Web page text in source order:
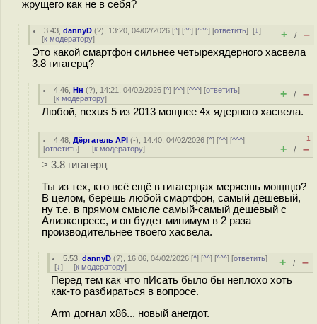
жрущего как не в себя?
3.43 ,dannyD (?), 13:20, 04/02/2026 [^] [^^] [^^^] [ответить][↓]
[к модератору] + / –
Это какой смартфон сильнее четырехядерного хасвела
3.8 гигагерц?
4.46 ,Нн (?), 14:21, 04/02/2026 [^] [^^] [^^^] [ответить]
[к модератору] + / –
Любой, nexus 5 из 2013 мощнее 4х ядерного хасвела.
4.48 ,Дёргатель API (-), 14:40, 04/02/2026 [^] [^^] [^^^]
[ответить] [к модератору]
–1
+ / –
> 3.8 гигагерц
Ты из тех, кто всё ещё в гигагерцах меряешь мощщю?
В целом, берёшь любой смартфон, самый дешевый,
ну т.е. в прямом смысле самый-самый дешевый с
Алиэкспресс, и он будет минимум в 2 раза
производительнее твоего хасвела.
5.53 ,dannyD (?), 16:06, 04/02/2026 [^] [^^] [^^^] [ответить]
[↓] [к модератору] + / –
Перед тем как что пИсать было бы неплохо хоть
как-то разбираться в вопросе.
Arm догнал х86... новый анегдот.